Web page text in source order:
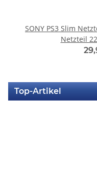
SONY PS3 Slim
Netzteil
Top-Artikel